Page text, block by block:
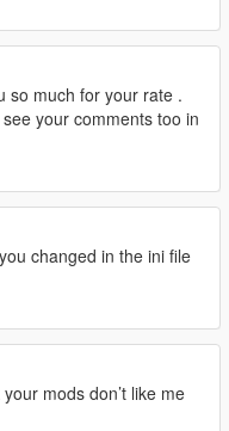
so much for your rate .
your comments too in
changed in the ini file
mods don’t like me